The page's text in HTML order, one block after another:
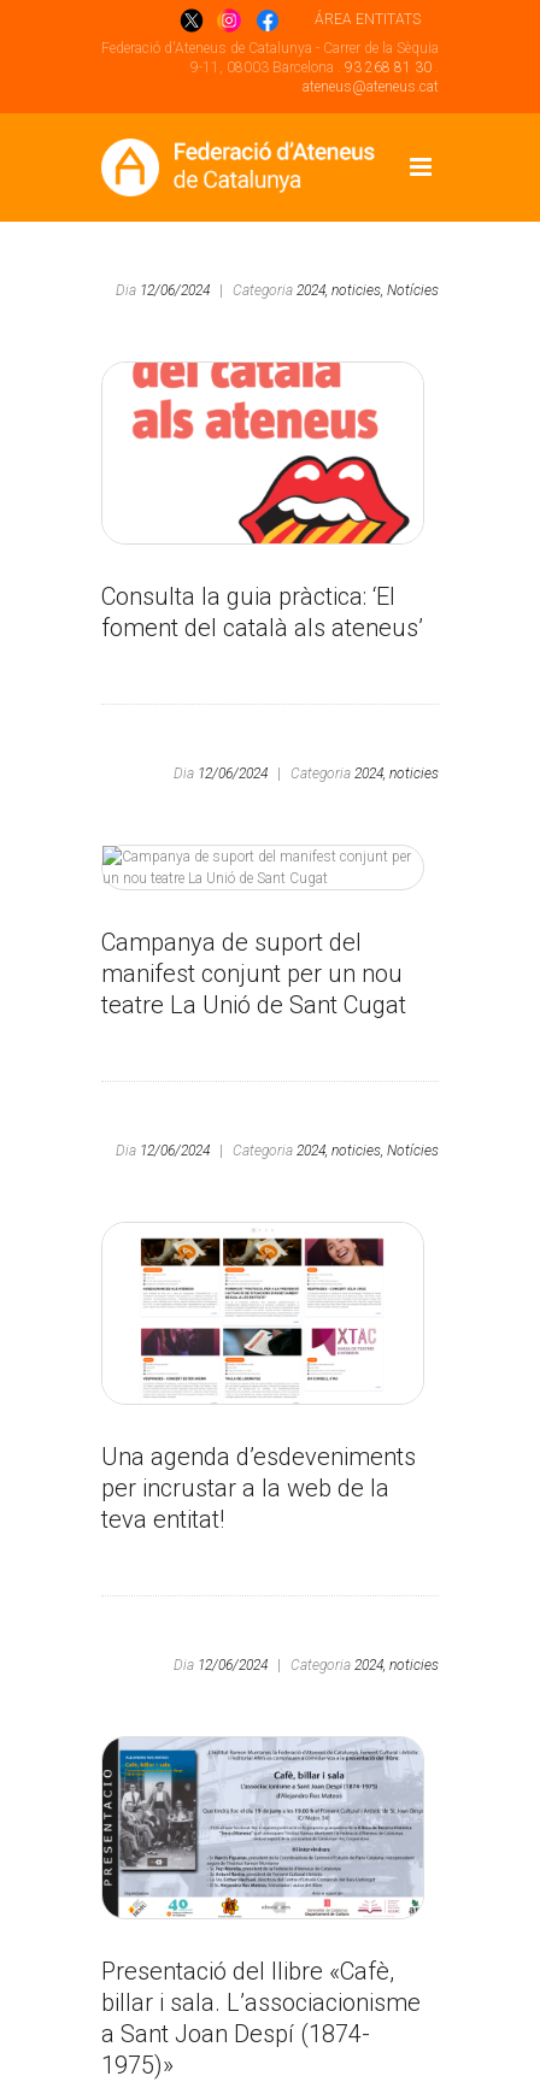
ÁREA ENTITATS
Federació d'Ateneus de Catalunya - Carrer de la Sèquia
9-11, 08003 Barcelona . 93 268 81 30 .
ateneus@ateneus.cat
Dia 12/06/2024 Categoria 2024, noticies, Notícies
Consulta la guia pràctica: ‘El
foment del català als ateneus’
Dia 12/06/2024 Categoria 2024, noticies
Campanya de suport del
manifest conjunt per un nou
teatre La Unió de Sant Cugat
Dia 12/06/2024 Categoria 2024, noticies, Notícies
Una agenda d’esdeveniments
per incrustar a la web de la
teva entitat!
Dia 12/06/2024 Categoria 2024, noticies
Presentació del llibre «Cafè,
billar i sala. L’associacionisme
a Sant Joan Despí (1874-
1975)»